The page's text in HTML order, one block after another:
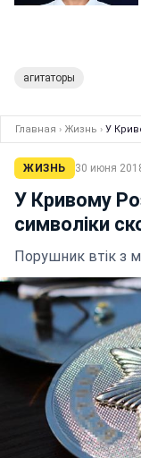
агитаторы
Главная › Жизнь › У
ЖИЗНЬ 30 июня
У Кривому
символіки
Порушник втік з